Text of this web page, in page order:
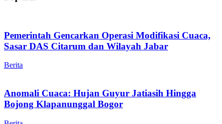
Pemerintah Gencarkan Operasi Modifikasi Cuaca,
Sasar DAS Citarum dan Wilayah Jabar
Berita
Anomali Cuaca: Hujan Guyur Jatiasih Hingga
Bojong Klapanunggal Bogor